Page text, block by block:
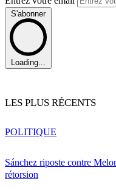
S'abonner
Loading...
LES PLUS RÉCENTS
Sánchez riposte contre
rétorsion
POLITIQUE